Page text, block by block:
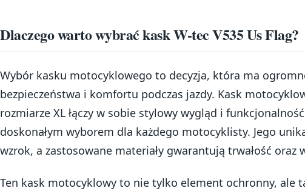
Dlaczego warto wybrać kask W-tec V535 Us Flag?
Wybór kasku motocyklowego to decyzja, która ma
bezpieczeństwa i komfortu podczas jazdy. Kask
rozmiarze XL łączy w sobie stylowy wygląd i
doskonałym wyborem dla każdego motocyklisty. Jego
wzrok, a zastosowane materiały gwarantują trwałość oraz
Ten kask motocyklowy to nie tylko element ochronny, ale